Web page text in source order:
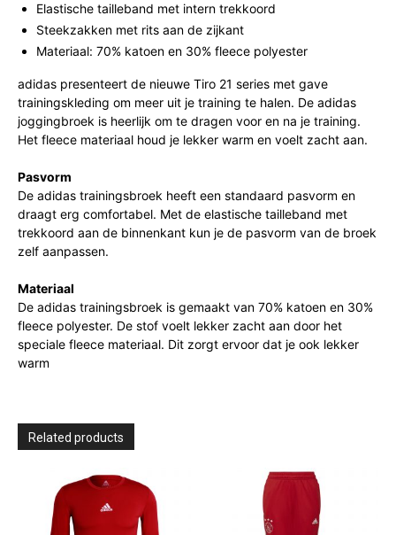
Elastische tailleband met intern trekkoord
Steekzakken met rits aan de zijkant
Materiaal: 70% katoen en 30% fleece polyester
adidas presenteert de nieuwe Tiro 21 series met gave
trainingskleding om meer uit je training te halen. De adidas
joggingbroek is heerlijk om te dragen voor en na je training.
Het fleece materiaal houd je lekker warm en voelt zacht aan.
Pasvorm
De adidas trainingsbroek heeft een standaard pasvorm en
draagt erg comfortabel. Met de elastische tailleband met
trekkoord aan de binnenkant kun je de pasvorm van de broek
zelf aanpassen.
Materiaal
De adidas trainingsbroek is gemaakt van 70% katoen en 30%
fleece polyester. De stof voelt lekker zacht aan door het
speciale fleece materiaal. Dit zorgt ervoor dat je ook lekker
warm
Related products